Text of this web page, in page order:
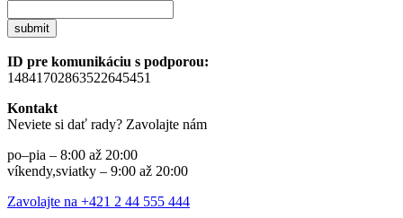
submit
ID pre komunikáciu s podporou:
14841702863522645451
Kontakt
Neviete si dať rady? Zavolajte nám
po–pia – 8:00 až 20:00
víkendy,sviatky – 9:00 až 20:00
Zavolajte na +421 2 44 555 444